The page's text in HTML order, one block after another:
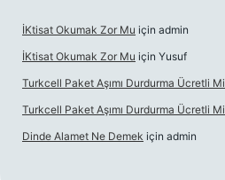
İKtisat Okumak Zor Mu için admin
İKtisat Okumak Zor Mu için Yusuf
Turkcell Paket Aşımı Durdurma Ücretli Mi
Turkcell Paket Aşımı Durdurma Ücretli Mi
Dinde Alamet Ne Demek için admin